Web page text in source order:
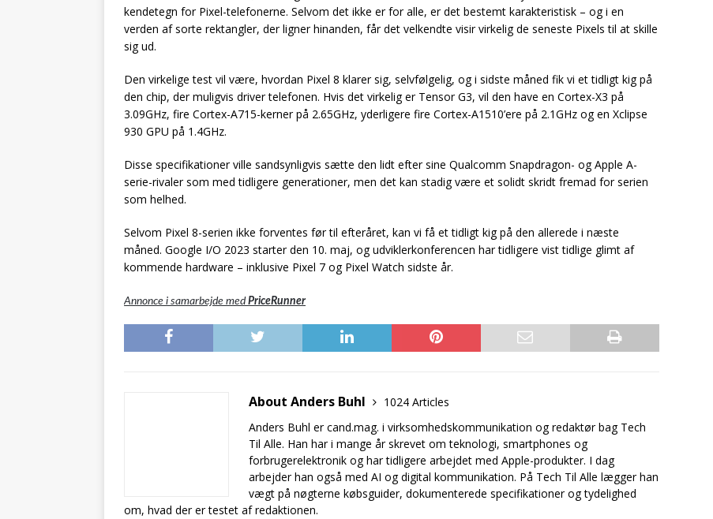
kendetegn for Pixel-telefonerne. Selvom det ikke er for alle, er det bestemt karakteristisk – og i en
verden af sorte rektangler, der ligner hinanden, får det velkendte visir virkelig de seneste Pixels til at skille
sig ud.
Den virkelige test vil være, hvordan Pixel 8 klarer sig, selvfølgelig, og i sidste måned fik vi et tidligt kig på
den chip, der muligvis driver telefonen. Hvis det virkelig er Tensor G3, vil den have en Cortex-X3 på
3.09GHz, fire Cortex-A715-kerner på 2.65GHz, yderligere fire Cortex-A1510’ere på 2.1GHz og en Xclipse
930 GPU på 1.4GHz.
Disse specifikationer ville sandsynligvis sætte den lidt efter sine Qualcomm Snapdragon- og Apple A-
serie-rivaler som med tidligere generationer, men det kan stadig være et solidt skridt fremad for serien
som helhed.
Selvom Pixel 8-serien ikke forventes før til efteråret, kan vi få et tidligt kig på den allerede i næste
måned. Google I/O 2023 starter den 10. maj, og udviklerkonferencen har tidligere vist tidlige glimt af
kommende hardware – inklusive Pixel 7 og Pixel Watch sidste år.
Annonce i samarbejde med PriceRunner
About Anders Buhl
1024 Articles
Anders Buhl er cand.mag. i virksomhedskommunikation og redaktør bag Tech
Til Alle. Han har i mange år skrevet om teknologi, smartphones og
forbrugerelektronik og har tidligere arbejdet med Apple-produkter. I dag
arbejder han også med AI og digital kommunikation. På Tech Til Alle lægger han
vægt på nøgterne købsguider, dokumenterede specifikationer og tydelighed
om, hvad der er testet af redaktionen.